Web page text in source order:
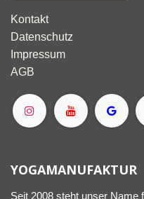
Kontakt
Datenschutz
Impressum
AGB
YOGAMANUFAKTUR
Seit 2008 steht unser Name